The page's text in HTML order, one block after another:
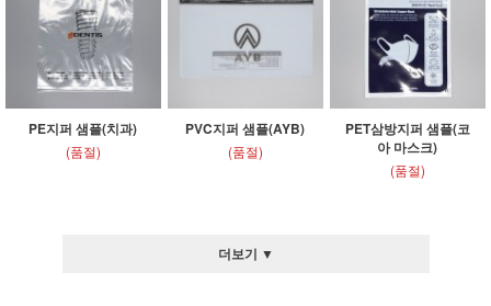
PE지퍼 샘플(치과)
(품절)
PVC지퍼 샘플(AYB)
(품절)
PET삼방지퍼 샘플(코
아 마스크)
(품절)
더보기 ▼